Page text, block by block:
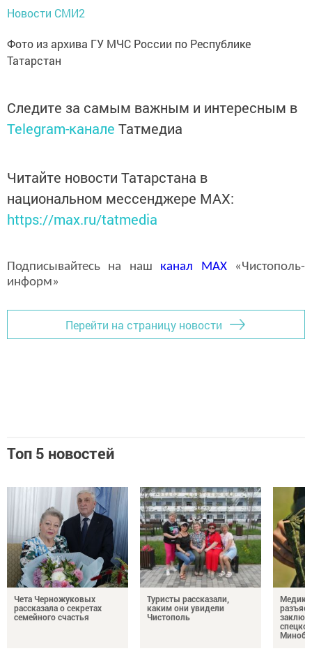
Новости СМИ2
Фото из архива ГУ МЧС России по Республике
Татарстан
Следите за самым важным и интересным в
Telegram-канале Татмедиа
Читайте новости Татарстана в
национальном мессенджере MАХ:
https://max.ru/tatmedia
Подписывайтесь на наш канал MAX«Чистополь-
информ»
Перейти на страницу новости
Топ 5 новостей
Чета Черножуковых
рассказала о секретах
семейного счастья
Туристы рассказали,
каким они увидели
Чистополь